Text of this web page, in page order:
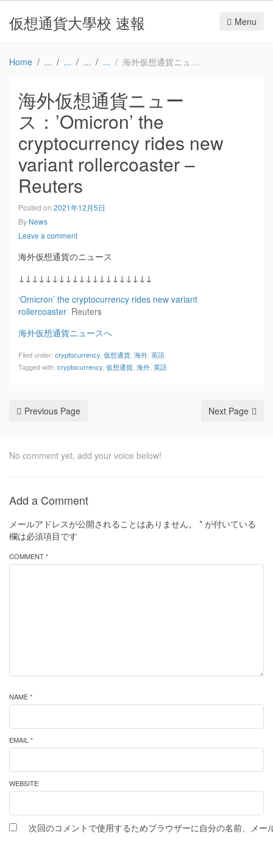
仮想通貨大學校 速報 Menu
Home 海外仮想通貨ニュース：’Omicron’ the cryptocurrency rides new variant rollercoaster – Reuters
海外仮想通貨ニュー
ス：’Omicron’ the
cryptocurrency rides new
variant rollercoaster –
Reuters
Posted on 2021年12月5日
By News
Leave a comment
海外仮想通貨のニュース
↓↓↓↓↓↓↓↓↓↓↓↓↓↓↓↓↓↓↓↓
‘Omicron’ the cryptocurrency rides new variant
rollercoaster Reuters
海外仮想通貨ニュースへ
Filed under: cryptocurrency 仮想通貨 海外 英語
Tagged with: cryptocurrency 仮想通貨 海外 英語
Previous Page Next Page
No comment yet, add your voice below!
Add a Comment
メールアドレスが公開されることはありません。 * が付いている
欄は必須項目です
COMMENT *
NAME *
EMAIL *
WEBSITE
次回のコメントで使用するためブラウザーに自分の名前、メー